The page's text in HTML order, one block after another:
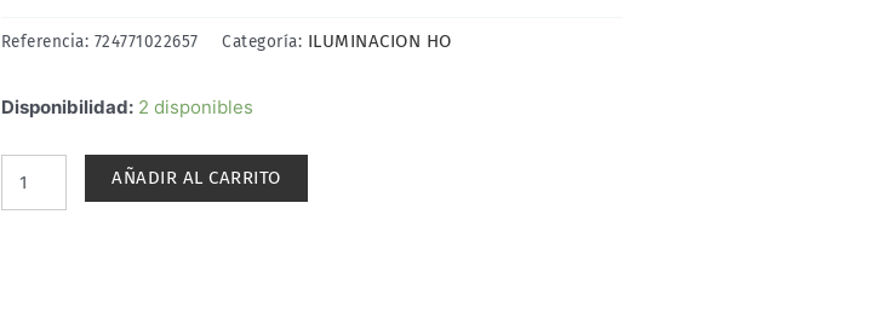
Referencia: 724771022657 Categoría: ILUMINACION HO
Disponibilidad: 2 disponibles
POSTES
SENCILLOS
AÑADIR AL CARRITO